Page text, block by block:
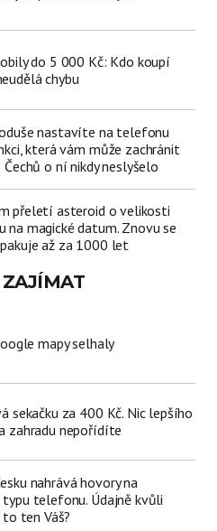
do 5 000 Kč: Kdo koupí
chybu
nastavíte na telefonu
která vám může zachránit
o ní nikdy neslyšelo
přeletí asteroid o velikosti
na magické datum. Znovu se
až za 1000 let
mapy selhaly
sekačku za 400 Kč. Nic lepšího
zahradu nepořídíte
nahrává hovory na
telefonu. Údajně kvůli
to ten Váš?